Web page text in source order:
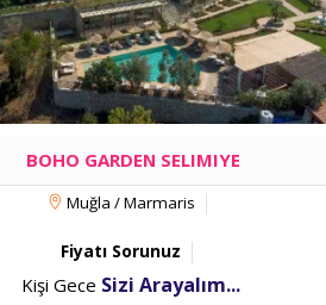
BOHO GARDEN SELIMIYE
Muğla / Marmaris
Fiyatı Sorunuz
Kişi Gece Sizi Arayalım...